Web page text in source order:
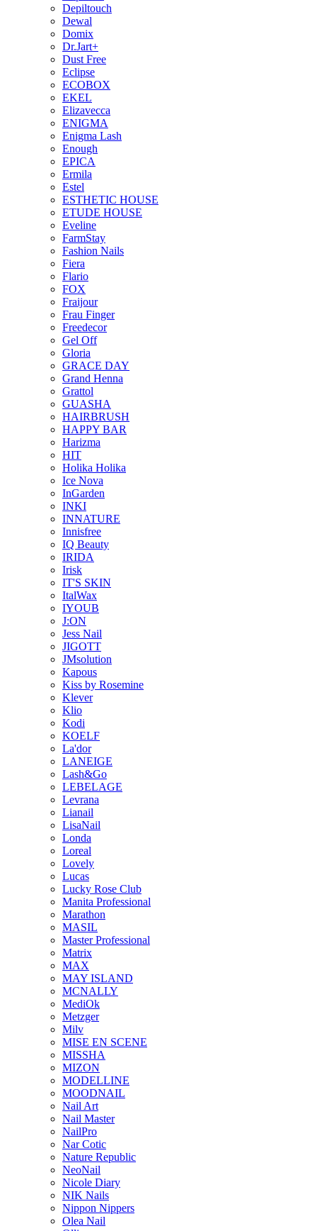
Depiltouch
Dewal
Domix
Dr.Jart+
Dust Free
Eclipse
ECOBOX
EKEL
Elizavecca
ENIGMA
Enigma Lash
Enough
EPICA
Ermila
Estel
ESTHETIC HOUSE
ETUDE HOUSE
Eveline
FarmStay
Fashion Nails
Fiera
Flario
FOX
Fraijour
Frau Finger
Freedecor
Gel Off
Gloria
GRACE DAY
Grand Henna
Grattol
GUASHA
HAIRBRUSH
HAPPY BAR
Harizma
HIT
Holika Holika
Ice Nova
InGarden
INKI
INNATURE
Innisfree
IQ Beauty
IRIDA
Irisk
IT'S SKIN
ItalWax
IYOUB
J:ON
Jess Nail
JIGOTT
JMsolution
Kapous
Kiss by Rosemine
Klever
Klio
Kodi
KOELF
La'dor
LANEIGE
Lash&Go
LEBELAGE
Levrana
Lianail
LisaNail
Londa
Loreal
Lovely
Lucas
Lucky Rose Club
Manita Professional
Marathon
MASIL
Master Professional
Matrix
MAX
MAY ISLAND
MCNALLY
MediOk
Metzger
Milv
MISE EN SCENE
MISSHA
MIZON
MODELLINE
MOODNAIL
Nail Art
Nail Master
NailPro
Nar Cotic
Nature Republic
NeoNail
Nicole Diary
NIK Nails
Nippon Nippers
Olea Nail